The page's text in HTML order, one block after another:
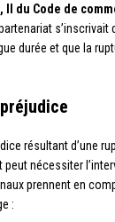
II du Code de
s’inscrivait
durée et que la
résultant d’une
nécessiter
prennent en
: